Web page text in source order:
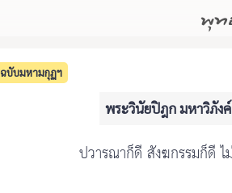
พุ
ฉบับมหามกุฏฯ
พระวินัยปิฎก มหาวิภัง
ปวารณาก็ดี สังฆกรรมก็ดี